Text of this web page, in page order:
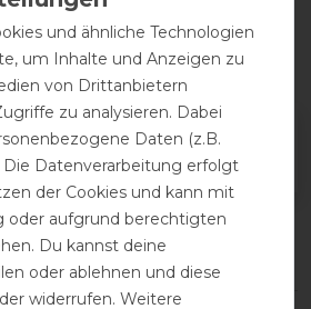
0
0
eine Kundenrezension zu
und ähnliche Technologien
um Inhalte und Anzeigen zu
von Drittanbietern
zu analysieren. Dabei
Daten (z.B.
Die Datenverarbeitung erfolgt
der Cookies und kann mit
oder aufgrund berechtigten
Du kannst deine
oder ablehnen und diese
widerrufen. Weitere